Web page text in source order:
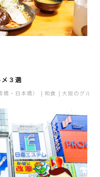
３選
・日本橋） 和食 大阪のグルメ